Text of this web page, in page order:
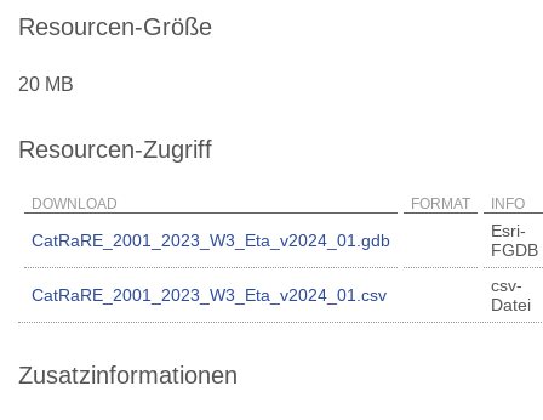
Resourcen-Größe
20 MB
Resourcen-Zugriff
DOWNLOAD FORMAT INFO
CatRaRE_2001_2023_W3_Eta_v2024_01.gdb
Esri-
FGDB
CatRaRE_2001_2023_W3_Eta_v2024_01.csv
csv-
Datei
Zusatzinformationen